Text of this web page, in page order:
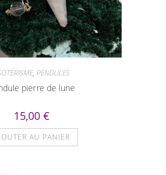
, PENDULES
pierre de lune
15,00 €
AU PANIER